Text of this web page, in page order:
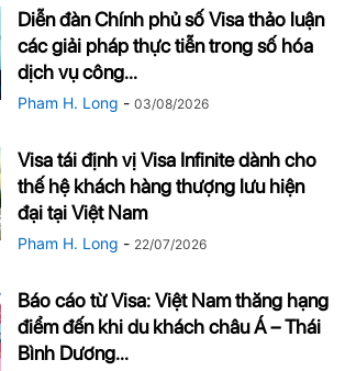
Diễn đàn Chính phủ số Visa thảo luận
các giải pháp thực tiễn trong số hóa
dịch vụ công...
Pham H. Long - 03/08/2026
Visa tái định vị Visa Infinite dành cho
thế hệ khách hàng thượng lưu hiện
đại tại Việt Nam
Pham H. Long - 22/07/2026
Báo cáo từ Visa: Việt Nam thăng hạng
điểm đến khi du khách châu Á – Thái
Bình Dương...